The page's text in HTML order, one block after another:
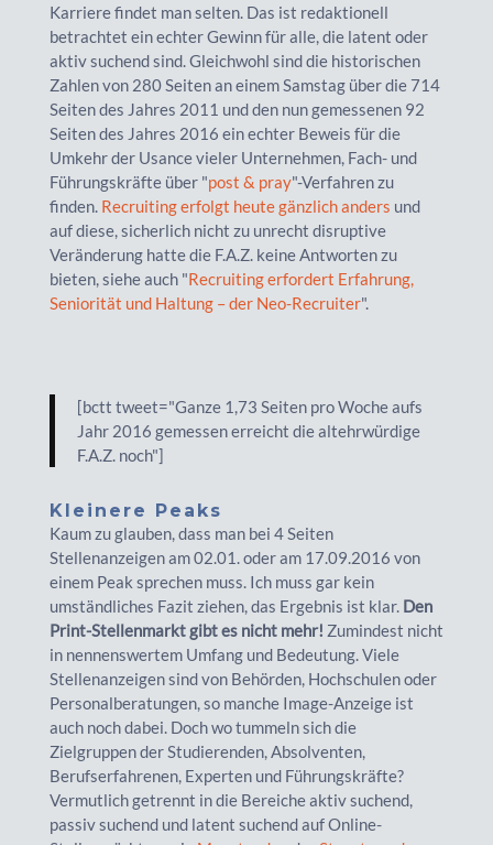
Karriere findet man selten. Das ist redaktionell
betrachtet ein echter Gewinn für alle, die latent oder
aktiv suchend sind. Gleichwohl sind die historischen
Zahlen von 280 Seiten an einem Samstag über die 714
Seiten des Jahres 2011 und den nun gemessenen 92
Seiten des Jahres 2016 ein echter Beweis für die
Umkehr der Usance vieler Unternehmen, Fach- und
Führungskräfte über "post & pray"-Verfahren zu
finden. Recruiting erfolgt heute gänzlich anders und
auf diese, sicherlich nicht zu unrecht disruptive
Veränderung hatte die F.A.Z. keine Antworten zu
bieten, siehe auch "Recruiting erfordert Erfahrung,
Seniorität und Haltung – der Neo-Recruiter".
[bctt tweet="Ganze 1,73 Seiten pro Woche aufs
Jahr 2016 gemessen erreicht die altehrwürdige
F.A.Z. noch"]
Kleinere Peaks
Kaum zu glauben, dass man bei 4 Seiten
Stellenanzeigen am 02.01. oder am 17.09.2016 von
einem Peak sprechen muss. Ich muss gar kein
umständliches Fazit ziehen, das Ergebnis ist klar. Den
Print-Stellenmarkt gibt es nicht mehr! Zumindest nicht
in nennenswertem Umfang und Bedeutung. Viele
Stellenanzeigen sind von Behörden, Hochschulen oder
Personalberatungen, so manche Image-Anzeige ist
auch noch dabei. Doch wo tummeln sich die
Zielgruppen der Studierenden, Absolventen,
Berufserfahrenen, Experten und Führungskräfte?
Vermutlich getrennt in die Bereiche aktiv suchend,
passiv suchend und latent suchend auf Online-